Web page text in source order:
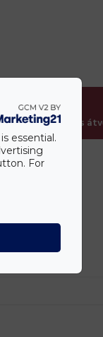
csak személyes
essential.
For